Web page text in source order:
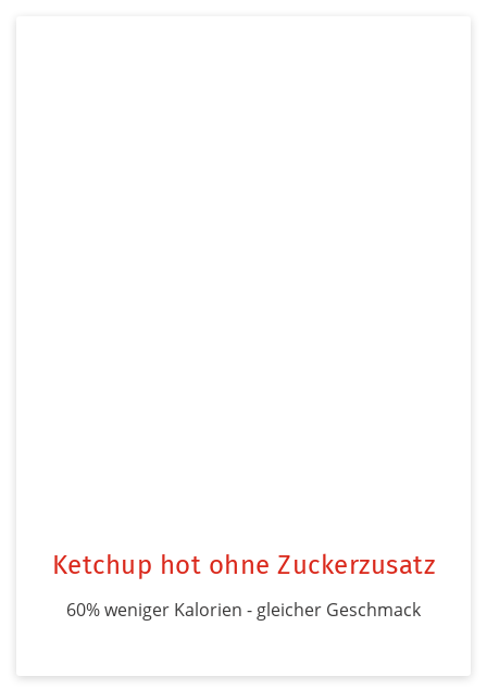
Ketchup hot ohne Zuckerzusatz
60% weniger Kalorien - gleicher Geschmack